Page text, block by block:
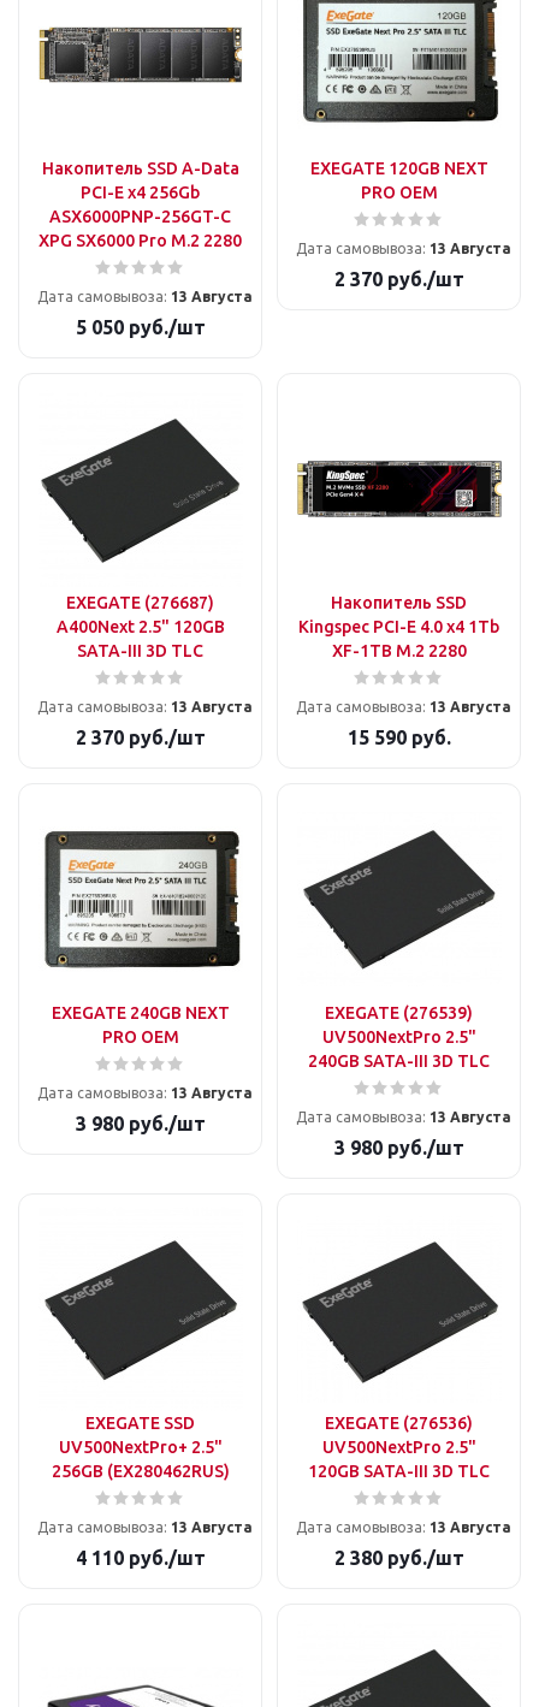
Накопитель SSD A-Data
PCI-E x4 256Gb
ASX6000PNP-256GT-C
XPG SX6000 Pro M.2 2280
Дата самовывоза: 13 Августа
5 050руб./шт
EXEGATE 120GB NEXT
PRO OEM
Дата самовывоза: 13 Августа
2 370руб./шт
EXEGATE (276687)
A400Next 2.5" 120GB
SATA-III 3D TLС
Дата самовывоза: 13 Августа
2 370руб./шт
Накопитель SSD
Kingspec PCI-E 4.0 x4 1Tb
XF-1TB M.2 2280
Дата самовывоза: 13 Августа
15 590руб.
EXEGATE 240GB NEXT
PRO OEM
Дата самовывоза: 13 Августа
3 980руб./шт
EXEGATE (276539)
UV500NextPro 2.5"
240GB SATA-III 3D TLС
Дата самовывоза: 13 Августа
3 980руб./шт
EXEGATE SSD
UV500NextPro+ 2.5"
256GB (EX280462RUS)
Дата самовывоза: 13 Августа
4 110руб./шт
EXEGATE (276536)
UV500NextPro 2.5"
120GB SATA-III 3D TLС
Дата самовывоза: 13 Августа
2 380руб./шт